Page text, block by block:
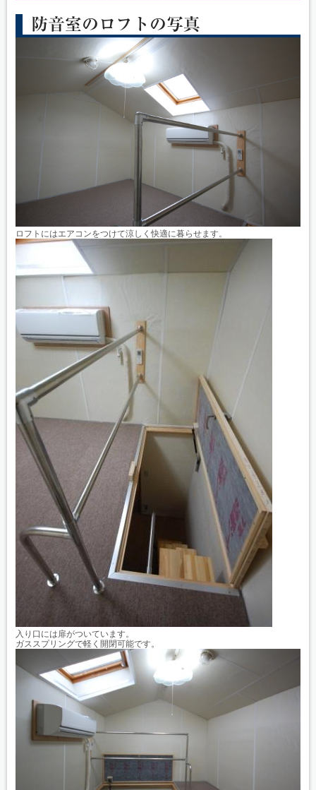
防音室のロフトの写真
ロフトにはエアコンをつけて涼しく快適に暮らせます。
入り口には扉がついています。
ガススプリングで軽く開閉可能です。